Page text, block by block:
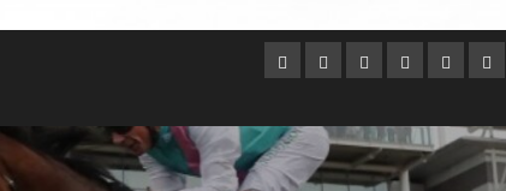
Argentina
AustraliaBrasilChileDubai